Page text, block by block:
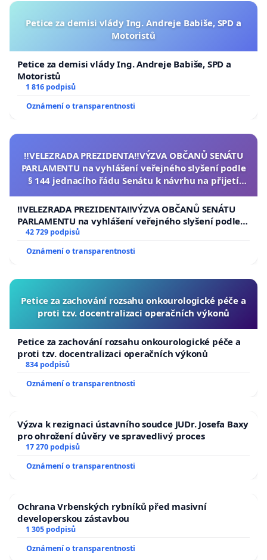
Petice za demisi vlády Ing. Andreje Babiše, SPD a
Motoristů
Petice za demisi vlády Ing. Andreje Babiše, SPD a
Motoristů
1 816 podpisů
Oznámení o transparentnosti
‼️VELEZRADA PREZIDENTA‼️VÝZVA OBČANŮ SENÁTU
PARLAMENTU na vyhlášení veřejného slyšení podle
§ 144 jednacího řádu Senátu k návrhu na přijetí
republiky
‼️VELEZRADA PREZIDENTA‼️VÝZVA OBČANŮ SENÁTU
PARLAMENTU na vyhlášení veřejného slyšení podle §
144 jednacího řádu Senátu k návrhu na přijetí
usnesení k podání ústavní žaloby na prezidenta
republiky
42 729 podpisů
Oznámení o transparentnosti
Petice za zachování rozsahu onkourologické péče a
proti tzv. docentralizaci operačních výkonů
Petice za zachování rozsahu onkourologické péče a
proti tzv. docentralizaci operačních výkonů
834 podpisů
Oznámení o transparentnosti
Výzva k rezignaci ústavního soudce JUDr. Josefa Baxy
pro ohrožení důvěry ve spravedlivý proces
17 270 podpisů
Oznámení o transparentnosti
Ochrana Vrbenských rybníků před masivní
developerskou zástavbou
1 305 podpisů
Oznámení o transparentnosti